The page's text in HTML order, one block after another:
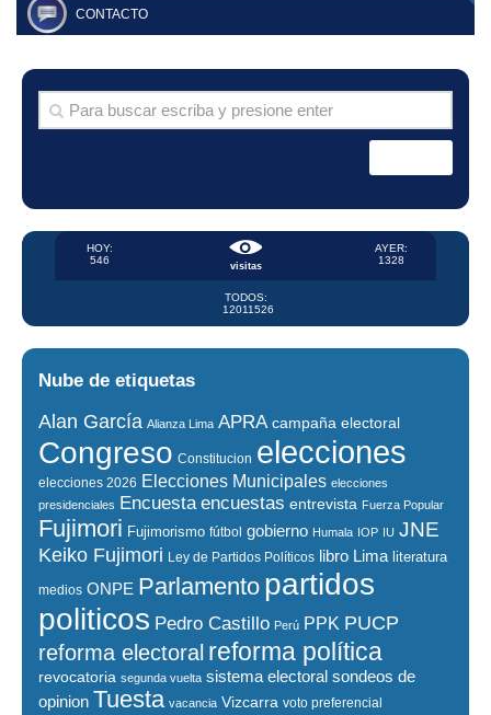
CONTACTO
visitas
HOY:
546
AYER:
1328
TODOS:
12011526
Nube de etiquetas
Alan García Alianza Lima APRA campaña electoral
Congreso Constitucion elecciones
elecciones 2026 Elecciones Municipales elecciones
presidenciales
Encuesta encuestas entrevista Fuerza Popular
Fujimori Fujimorismo fútbol gobierno Humala IOP IU JNE
Keiko Fujimori Ley de Partidos Políticos libro Lima literatura
medios ONPE Parlamento partidos
politicos Pedro Castillo Perú PPK PUCP
reforma electoral reforma política
revocatoria segunda vuelta sistema electoral sondeos de
opinion Tuesta vacancia Vizcarra voto preferencial